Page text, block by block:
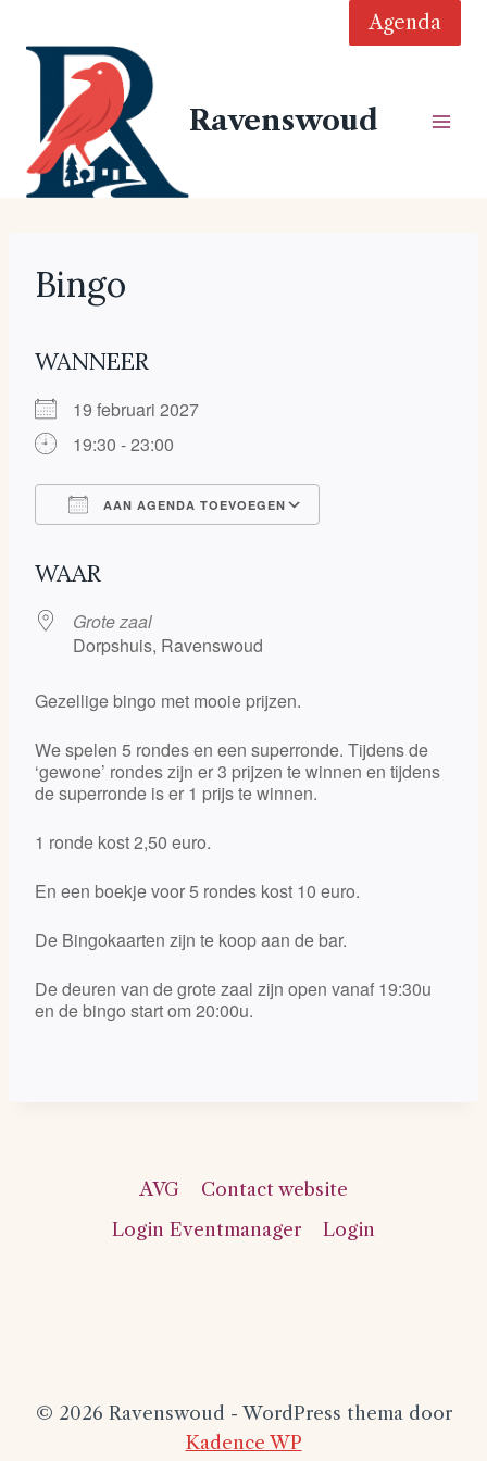
naar
Agenda
Ravenswoud
Bingo
WANNEER
19 februari 2027
19:30 - 23:00
AAN AGENDA TOEVOEGEN
WAAR
Grote zaal
Dorpshuis, Ravenswoud
Gezellige bingo met mooie prijzen.
We spelen 5 rondes en een superronde. Tijdens de
‘gewone’ rondes zijn er 3 prijzen te winnen en tijdens
de superronde is er 1 prijs te winnen.
1 ronde kost 2,50 euro.
En een boekje voor 5 rondes kost 10 euro.
De Bingokaarten zijn te koop aan de bar.
De deuren van de grote zaal zijn open vanaf 19:30u
en de bingo start om 20:00u.
AVG
Contact website
Login Eventmanager
Login
© 2026 Ravenswoud - WordPress thema door
Kadence WP